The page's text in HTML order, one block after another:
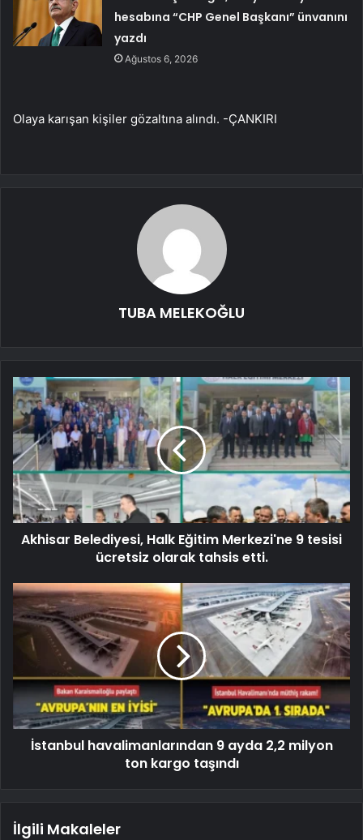
hesabına “CHP Genel Başkanı” ünvanını
yazdı
Ağustos 6, 2026
Olaya karışan kişiler gözaltına alındı. -ÇANKIRI
TUBA MELEKOĞLU
Akhisar Belediyesi, Halk Eğitim Merkezi'ne 9 tesisi
ücretsiz olarak tahsis etti.
İstanbul havalimanlarından 9 ayda 2,2 milyon
ton kargo taşındı
İlgili Makaleler